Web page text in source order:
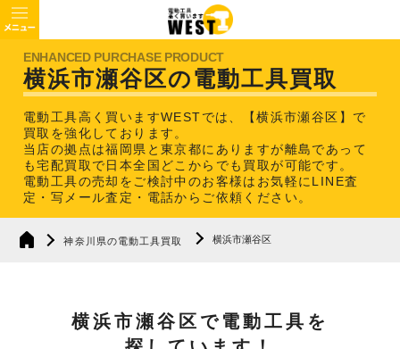
横浜市瀬谷区の電動工具買取
電動工具高く買いますWESTでは、【横浜市瀬谷区】で
買取を強化しております。
当店の拠点は福岡県と東京都にありますが離島であって
も宅配買取で日本全国どこからでも買取が可能です。
電動工具の売却をご検討中のお客様はお気軽にLINE査
定・写メール査定・電話からご依頼ください。
神奈川県の電動工具買取 横浜市瀬谷区
横浜市瀬谷区で電動工具を